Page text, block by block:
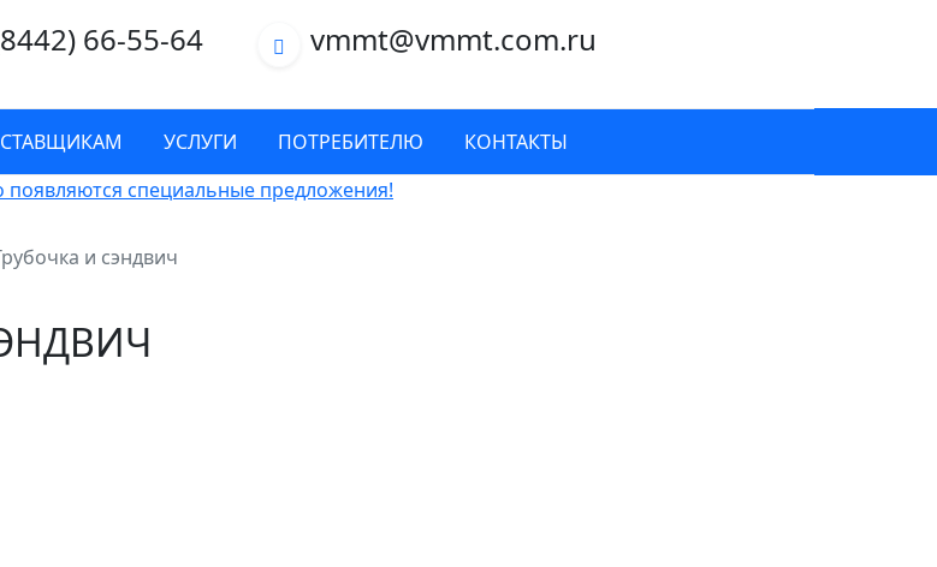
66-55-64 vmmt@vmmt.com.ru
УСЛУГИ ПОТРЕБИТЕЛЮ
КОНТАКТЫ
появляются специальные предложения!
и сэндвич